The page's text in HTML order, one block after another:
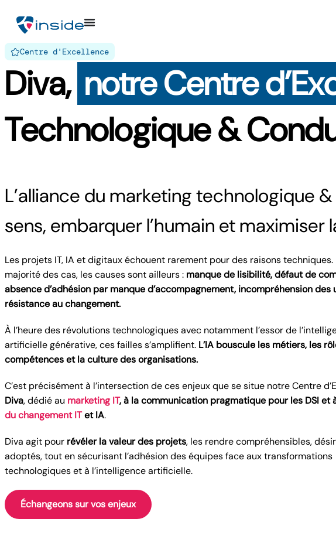
Centre d'Excellence
Diva, notre Centre
Technologique &
L’alliance du marketing technologique
sens, embarquer l’humain et
Les projets IT, IA et digitaux échouent rarement pour des raisons techniques.
majorité des cas, les causes sont ailleurs : manque de lisibilité, défaut de
absence d’adhésion par manque d’accompagnement, incompréhension des
résistance au changement.
À l’heure des révolutions technologiques avec notamment l’essor de
artificielle générative, ces failles s’amplifient. L’IA bouscule les métiers, les
compétences et la culture des organisations.
C’est précisément à l’intersection de ces enjeux que se situe notre Centre
Diva, dédié au marketing IT, à la communication pragmatique pour les DSI et
du changement ITet IA.
Diva agit pour révéler la valeur des projets, les rendre compréhensibles,
adoptés, tout en sécurisant l’adhésion des équipes face aux transformations
technologiques et à l’intelligence artificielle.
Échangeons sur vos enjeux